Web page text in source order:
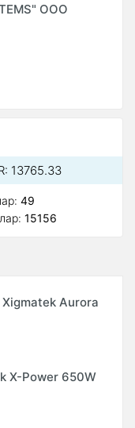
ООО
13765.33
49
15156
Aurora
X-Power 650W